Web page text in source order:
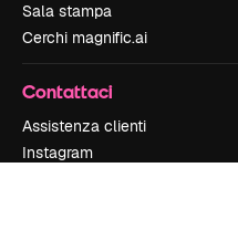
Sala stampa
Cerchi magnific.ai
Contattaci
Assistenza clienti
Instagram